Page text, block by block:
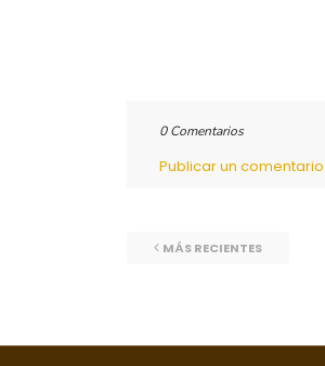
0 Comentarios
Publicar un comentario
MÁS RECIENTES